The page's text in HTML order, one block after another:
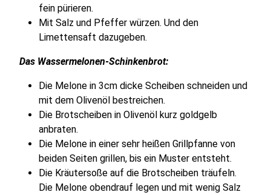
fein pürieren.
Mit Salz und Pfeffer würzen. Und den
Limettensaft dazugeben.
Das Wassermelonen-Schinkenbrot:
Die Melone in 3cm dicke Scheiben schneiden und
mit dem Olivenöl bestreichen.
Die Brotscheiben in Olivenöl kurz goldgelb
anbraten.
Die Melone in einer sehr heißen Grillpfanne von
beiden Seiten grillen, bis ein Muster entsteht.
Die Kräutersoße auf die Brotscheiben träufeln.
Die Melone obendrauf legen und mit wenig Salz